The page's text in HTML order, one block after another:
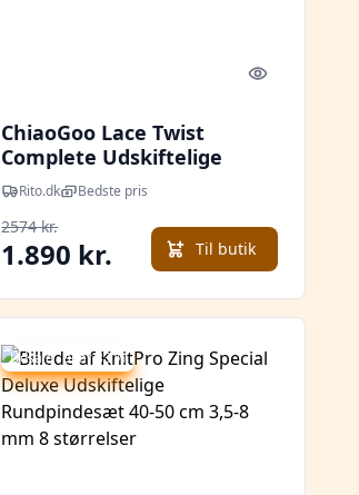
Quick look
ChiaoGoo Lace Twist
Complete Udskiftelige
rundpindesæt Rustfrit
Kirurgisk Stål 60-80-100 cm
2,75-10 mm 13 størrelser
Rito.dk Bedste pris
2574 kr.
1.890 kr. Til butik
Udsalg - spar 33 %